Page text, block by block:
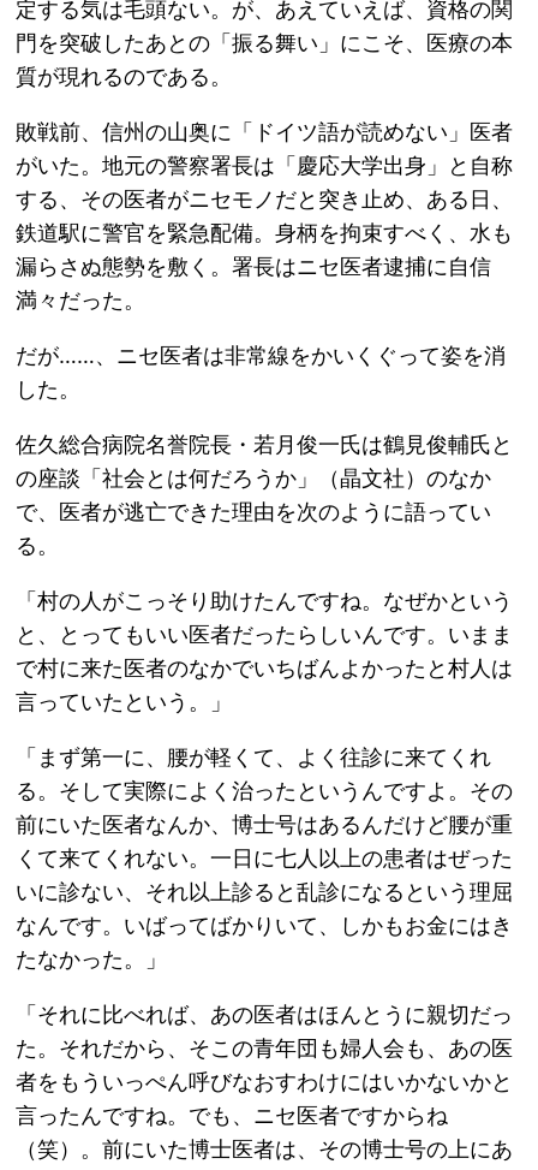
定する気は毛頭ない。が、あえていえば、資格の関
門を突破したあとの「振る舞い」にこそ、医療の本
質が現れるのである。
敗戦前、信州の山奥に「ドイツ語が読めない」医者
がいた。地元の警察署長は「慶応大学出身」と自称
する、その医者がニセモノだと突き止め、ある日、
鉄道駅に警官を緊急配備。身柄を拘束すべく、水も
漏らさぬ態勢を敷く。署長はニセ医者逮捕に自信
満々だった。
だが……、ニセ医者は非常線をかいくぐって姿を消
した。
佐久総合病院名誉院長・若月俊一氏は鶴見俊輔氏と
の座談「社会とは何だろうか」（晶文社）のなか
で、医者が逃亡できた理由を次のように語ってい
る。
「村の人がこっそり助けたんですね。なぜかという
と、とってもいい医者だったらしいんです。いまま
で村に来た医者のなかでいちばんよかったと村人は
言っていたという。」
「まず第一に、腰が軽くて、よく往診に来てくれ
る。そして実際によく治ったというんですよ。その
前にいた医者なんか、博士号はあるんだけど腰が重
くて来てくれない。一日に七人以上の患者はぜった
いに診ない、それ以上診ると乱診になるという理屈
なんです。いばってばかりいて、しかもお金にはき
たなかった。」
「それに比べれば、あの医者はほんとうに親切だっ
た。それだから、そこの青年団も婦人会も、あの医
者をもういっぺん呼びなおすわけにはいかないかと
言ったんですね。でも、ニセ医者ですからね
（笑）。前にいた博士医者は、その博士号の上にあ